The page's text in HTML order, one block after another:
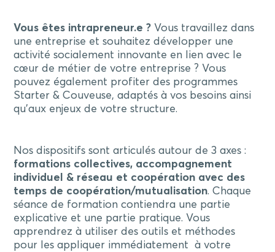
Vous êtes intrapreneur.e ? Vous travaillez dans
une entreprise et souhaitez développer une
activité socialement innovante en lien avec le
cœur de métier de votre entreprise ? Vous
pouvez également profiter des programmes
Starter & Couveuse, adaptés à vos besoins ainsi
qu’aux enjeux de votre structure.
Nos dispositifs sont articulés autour de 3 axes :
formations collectives, accompagnement
individuel & réseau et coopération avec des
temps de coopération/mutualisation. Chaque
séance de formation contiendra une partie
explicative et une partie pratique. Vous
apprendrez à utiliser des outils et méthodes
pour les appliquer immédiatement à votre